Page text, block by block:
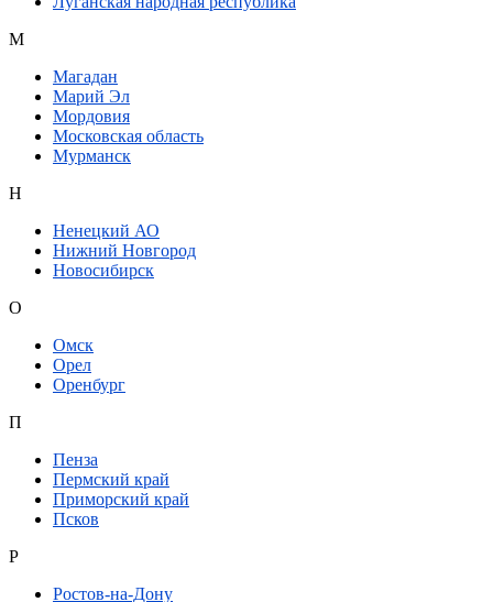
М
Магадан
Марий Эл
Мордовия
Московская область
Мурманск
Н
Ненецкий АО
Нижний Новгород
Новосибирск
О
Омск
Орел
Оренбург
П
Пенза
Пермский край
Приморский край
Псков
Р
Ростов-на-Дону